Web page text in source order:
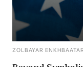
ZOLBAYAR ENKHBAATAR
Beyond